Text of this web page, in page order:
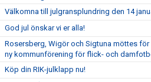
Välkomna till julgransplundring den 14
God jul önskar vi er alla!
Rosersberg, Wigör och Sigtuna möttes för
ny kommunförening för flick- och
Köp din RIK-julklapp nu!